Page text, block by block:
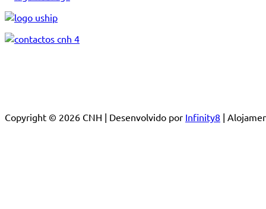
Copyright © 2026 CNH | Desenvolvido por Infinity8 |